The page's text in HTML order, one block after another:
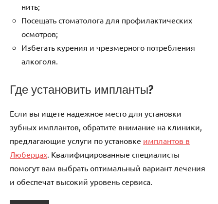
нить;
Посещать стоматолога для профилактических
осмотров;
Избегать курения и чрезмерного потребления
алкоголя.
Где установить импланты?
Если вы ищете надежное место для установки
зубных имплантов, обратите внимание на клиники,
предлагающие услуги по установке имплантов в
Люберцах . Квалифицированные специалисты
помогут вам выбрать оптимальный вариант лечения
и обеспечат высокий уровень сервиса.